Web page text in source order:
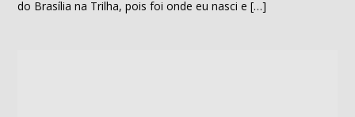
do Brasília na Trilha, pois foi onde eu nasci e […]